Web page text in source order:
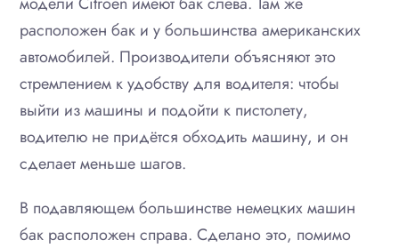
расположен бак и у большинства американских
автомобилей. Производители объясняют это
стремлением к удобству для водителя: чтобы
выйти из машины и подойти к пистолету,
водителю не придётся обходить машину, и он
сделает меньше шагов.
В подавляющем большинстве немецких машин
бак расположен справа. Сделано это, помимо